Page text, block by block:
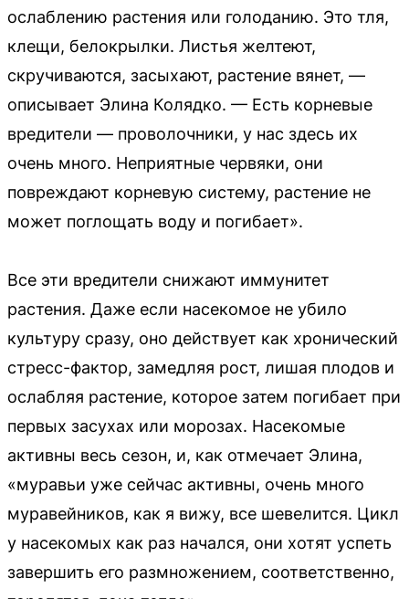
ослаблению растения или голоданию. Это тля,
клещи, белокрылки. Листья желтеют,
скручиваются, засыхают, растение вянет, —
описывает Элина Колядко. — Есть корневые
вредители — проволочники, у нас здесь их
очень много. Неприятные червяки, они
повреждают корневую систему, растение не
может поглощать воду и погибает».
Все эти вредители снижают иммунитет
растения. Даже если насекомое не убило
культуру сразу, оно действует как хронический
стресс-фактор, замедляя рост, лишая плодов и
ослабляя растение, которое затем погибает при
первых засухах или морозах. Насекомые
активны весь сезон, и, как отмечает Элина,
«муравьи уже сейчас активны, очень много
муравейников, как я вижу, все шевелится. Цикл
у насекомых как раз начался, они хотят успеть
завершить его размножением, соответственно,